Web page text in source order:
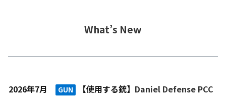
What’s New
2026年7月 GUN 【使用する銃】 Daniel Defense PCC